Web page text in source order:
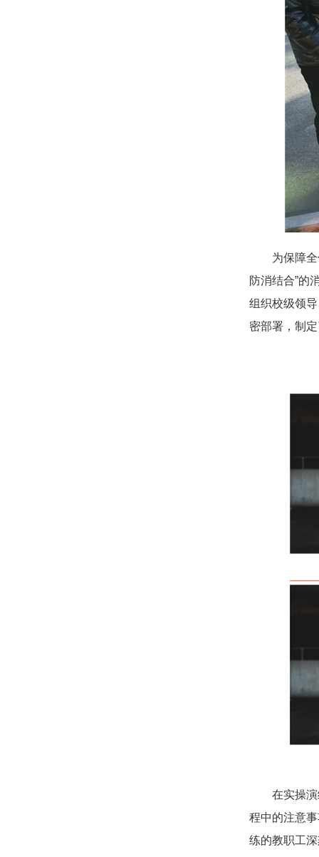
为保障
防消结合”的
组织校级领
密部署，制
在实操
程中的注意
练的教职工